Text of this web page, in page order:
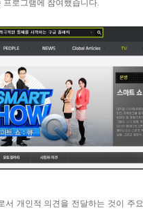
프로그램에 참여했습니다.
서 개인적 의견을 전달하는 것이 주